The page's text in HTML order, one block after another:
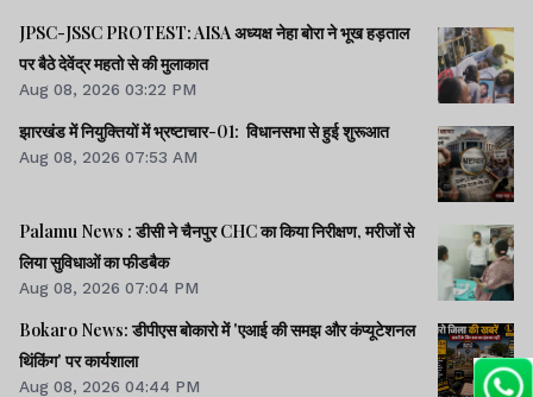
JPSC-JSSC PROTEST: AISA अध्यक्ष नेहा बोरा ने भूख हड़ताल
पर बैठे देवेंद्र महतो से की मुलाकात
Aug 08, 2026 03:22 PM
झारखंड में नियुक्तियों में भ्रष्टाचार-01: विधानसभा से हुई शुरूआत
Aug 08, 2026 07:53 AM
Palamu News : डीसी ने चैनपुर CHC का किया निरीक्षण, मरीजों से
लिया सुविधाओं का फीडबैक
Aug 08, 2026 07:04 PM
Bokaro News: डीपीएस बोकारो में 'एआई की समझ और कंप्यूटेशनल
थिंकिंग' पर कार्यशाला
Aug 08, 2026 04:44 PM